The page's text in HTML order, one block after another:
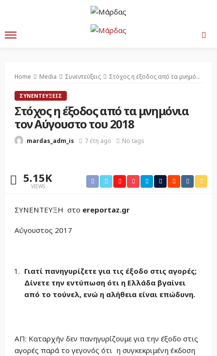
Home Media Συνεντεύξεις Στόχος η έξοδος από τα μνημόνια τον Αύγουστο του 2018
ΣΥΝΕΝΤΕΎΞΕΙΣ
Στόχος η έξοδος από τα μνημόνια
τον Αύγουστο του 2018
mardas_adm_is 7 έτη ago No tags
5.15K
VIEWS
ΣΥΝΕΝΤΕΥΞΗ στο ereportaz.gr
Aύγουστος 2017
Γιατί πανηγυρίζετε για τις έξοδο στις αγορές;
Δίνετε την εντύπωση ότι η Ελλάδα βγαίνει
από το τούνελ, ενώ η αλήθεια είναι επώδυνη.
ΑΠ: Καταρχήν δεν πανηγυρίζουμε για την έξοδο στις
αγορές παρά το γεγονός ότι η συγκεκριμένη έκδοση